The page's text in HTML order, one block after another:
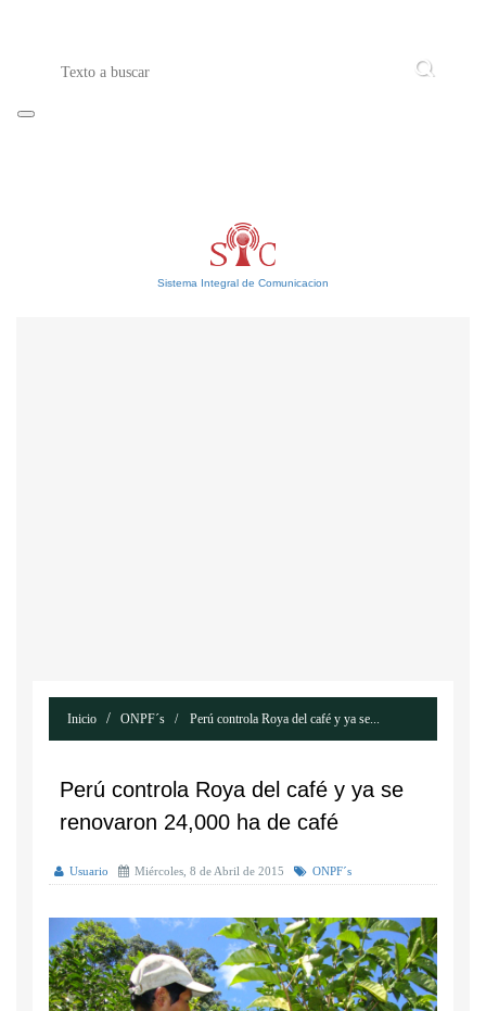
Sistema Integral de Comunicacion
Inicio ONPF´s Perú controla Roya del café y ya se...
Perú controla Roya del café y ya se
renovaron 24,000 ha de café
Usuario Miércoles, 8 de Abril de 2015 ONPF´s